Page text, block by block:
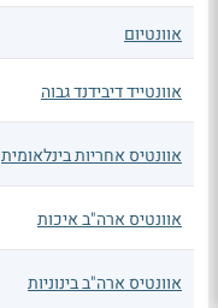
אוונטיום
אוונטייד דיבידנד גבוה
אוונטיס אחריות בינלאומית
אוונטיס ארה"ב איכות
אוונטיס ארה"ב בינוניות